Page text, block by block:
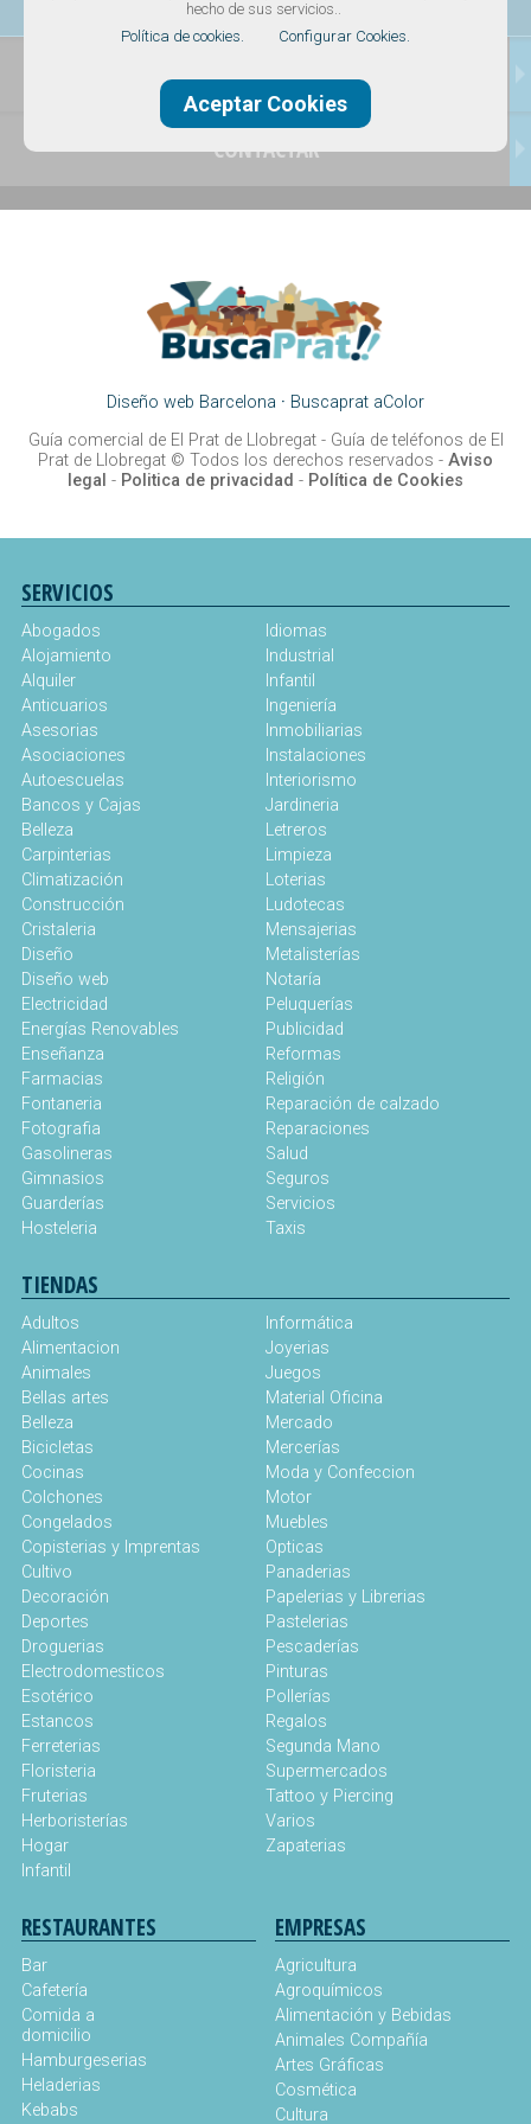
El Prat Digital
TRANSPORTES
CONTACTAR
Diseño web Barcelona · Buscaprat aColor
Guía comercial de El Prat de Llobregat - Guía de teléfonos de El
Prat de Llobregat © Todos los derechos reservados - Aviso
legal - Politica de privacidad - Política de Cookies
SERVICIOS
Abogados
Alojamiento
Alquiler
Anticuarios
Asesorias
Asociaciones
Autoescuelas
Bancos y Cajas
Belleza
Carpinterias
Climatización
Construcción
Cristaleria
Diseño
Diseño web
Electricidad
Energías Renovables
Enseñanza
Farmacias
Fontaneria
Fotografia
Gasolineras
Gimnasios
Guarderías
Hosteleria
Idiomas
Industrial
Infantil
Ingeniería
Inmobiliarias
Instalaciones
Interiorismo
Jardineria
Letreros
Limpieza
Loterias
Ludotecas
Mensajerias
Metalisterías
Notaría
Peluquerías
Publicidad
Reformas
Religión
Reparación de calzado
Reparaciones
Salud
Seguros
Servicios
Taxis
TIENDAS
Adultos
Alimentacion
Animales
Bellas artes
Belleza
Bicicletas
Cocinas
Colchones
Congelados
Copisterias y Imprentas
Cultivo
Decoración
Deportes
Droguerias
Electrodomesticos
Esotérico
Estancos
Ferreterias
Floristeria
Fruterias
Herboristerías
Hogar
Infantil
Informática
Joyerias
Juegos
Material Oficina
Mercado
Mercerías
Moda y Confeccion
Motor
Muebles
Opticas
Panaderias
Papelerias y Librerias
Pastelerias
Pescaderías
Pinturas
Pollerías
Regalos
Segunda Mano
Supermercados
Tattoo y Piercing
Varios
Zapaterias
RESTAURANTES
Bar
Cafetería
Comida a
domicilio
Hamburgeserias
Heladerias
Kebabs
EMPRESAS
Agricultura
Agroquímicos
Alimentación y Bebidas
Animales Compañía
Artes Gráficas
Cosmética
Cultura
hecho de sus servicios..
Política de cookies.
Configurar Cookies.
Aceptar Cookies